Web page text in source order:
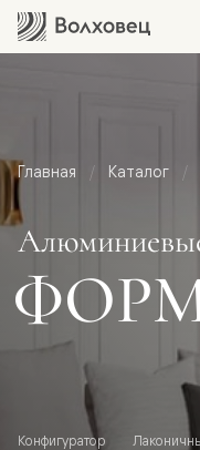
Главная Каталог
Конфигуратор